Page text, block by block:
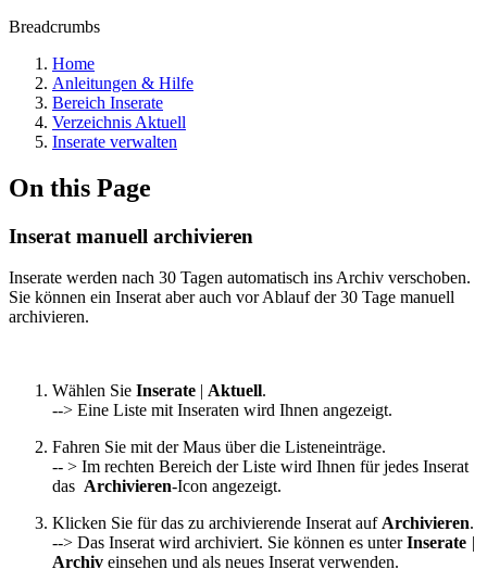
Breadcrumbs
Home
Anleitungen & Hilfe
Bereich Inserate
Verzeichnis Aktuell
Inserate verwalten
On this Page
Inserat manuell archivieren
Inserate werden nach 30 Tagen automatisch ins Archiv verschoben.
Sie können ein Inserat aber auch vor Ablauf der 30 Tage manuell
archivieren.
Wählen Sie Inserate | Aktuell.
--> Eine Liste mit Inseraten wird Ihnen angezeigt.
Fahren Sie mit der Maus über die Listeneinträge.
-- > Im rechten Bereich der Liste wird Ihnen für jedes Inserat
das Archivieren-Icon angezeigt.
Klicken Sie für das zu archivierende Inserat auf Archivieren.
--> Das Inserat wird archiviert. Sie können es unterInserate |
Archiv einsehen und als neues Inserat verwenden.